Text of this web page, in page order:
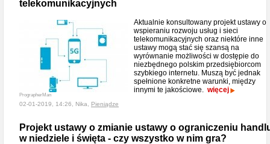
telekomunikacyjnych
PrographerMan
Aktualnie konsultowany projekt ustawy o
wspieraniu rozwoju usług i sieci
telekomunikacyjnych oraz niektóre inne
ustawy mogą stać się szansą na
wyrównanie możliwości w dostępie do
niezbędnego polskim przedsiębiorcom
szybkiego internetu. Muszą być jednak
spełnione konkretne warunki, między
innymi te jakościowe. więcej
02-01-2019, 14:26, Nika, Pieniądze
Projekt ustawy o zmianie ustawy o ograniczeniu
w niedziele i święta - czy wszystko w nim gra?